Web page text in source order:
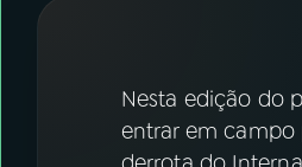
ACOMPANHE A RÁDIO NACIONAL
YouTube
Nesta edição do
entrar em campo